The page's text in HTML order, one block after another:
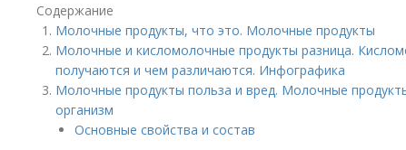
Содержание
Молочные продукты, что это. Молочные продукты
Молочные и кисломолочные продукты разница.
получаются и чем различаются. Инфографика
Молочные продукты польза и вред. Молочные
организм
Основные свойства и состав